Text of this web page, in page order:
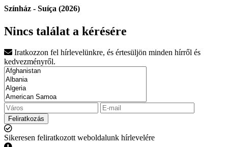
Színház - Suíça (2026)
Nincs találat a kérésére
Iratkozzon fel hírlevelünkre, és értesüljön minden hírről és
kedvezményről.
Feliratkozás
Sikeresen feliratkozott weboldalunk hírlevelére